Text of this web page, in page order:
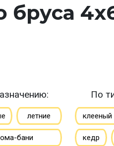
бруса
летние
бани
По
клееный
кедр